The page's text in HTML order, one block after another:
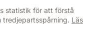
statistik för att förstå
tredjepartsspårning. Läs